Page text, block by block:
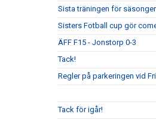
Sista träningen för
Sisters Fotball cup gör
ÄFF F15 - Jonstorp 0-3
Tack!
Regler på parkeringen vid
Tack för igår!